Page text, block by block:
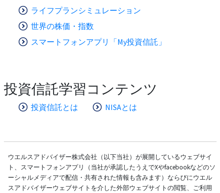
ライフプランシミュレーション
世界の株価・指数
スマートフォンアプリ「My投資信託」
投資信託学習コンテンツ
投資信託とは NISAとは
ウエルスアドバイザー株式会社（以下当社）が展開しているウェブサイ
ト、スマートフォンアプリ（当社が承認したうえでXやfacebookなどのソ
ーシャルメディアで配信・共有された情報も含みます）ならびにウエル
スアドバイザーウェブサイトを介した外部ウェブサイトの閲覧、ご利用